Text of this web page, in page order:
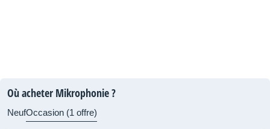
Où acheter Mikrophonie ?
NeufOccasion (1 offre)